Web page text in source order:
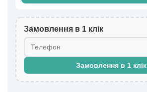
Замовлення в 1 клік
Замовлення в 1 клік